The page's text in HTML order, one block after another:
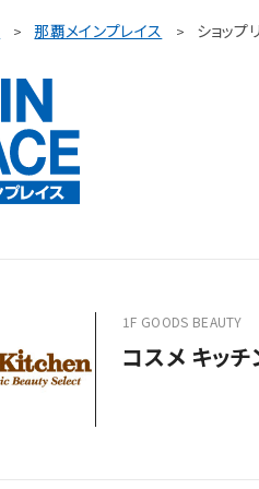
那覇メインプレイス ショップ
1F GOODS BEAUTY
コスメ キッチ